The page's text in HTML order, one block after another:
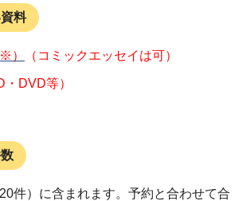
料
） （コミックエッセイは可）
DVD等）
件）に含まれます。予約と合わせて合